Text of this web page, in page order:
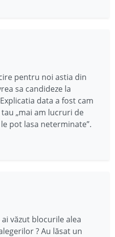
pentru noi astia din
sa candideze la
data a fost cam
„mai am lucruri de
pot lasa neterminate”.
ai văzut blocurile alea
? Au lăsat un